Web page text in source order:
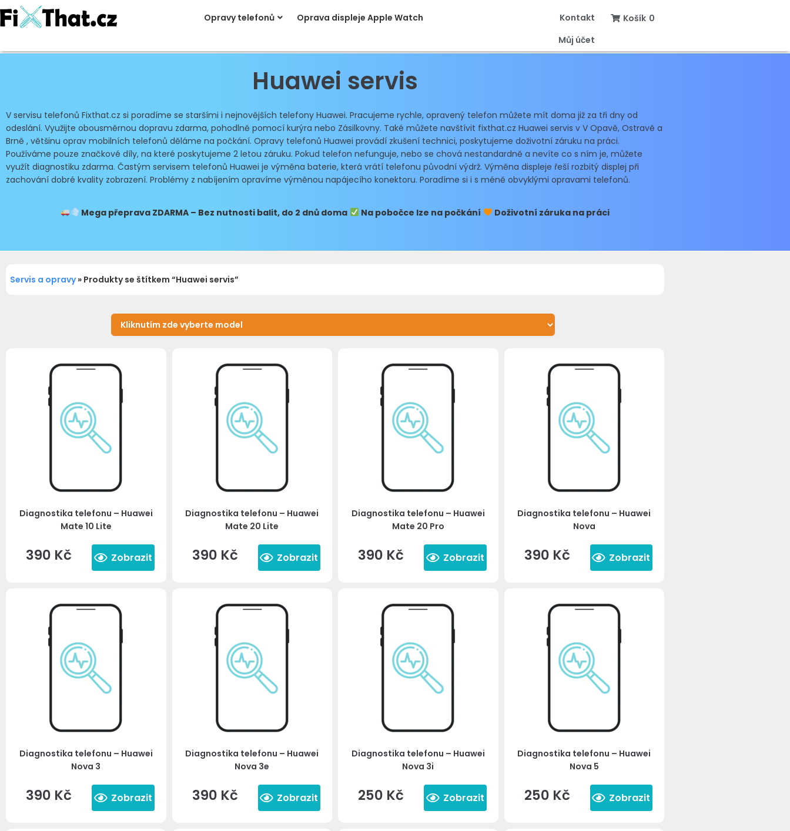
Opravy telefonů Oprava displeje Apple Watch
Kontakt
Můj účet
Košík 0
Huawei servis
V servisu telefonů Fixthat.cz si poradíme se staršími i nejnovějších telefony Huawei. Pracujeme rychle, opravený telefon můžete mít doma již za tři dny od
odeslání. Využijte obousměrnou dopravu zdarma, pohodlně pomocí kurýra nebo Zásilkovny. Také můžete navštívit fixthat.cz Huawei servis v V Opavě, Ostravě a
Brně , většinu oprav mobilních telefonů děláme na počkání. Opravy telefonů Huawei provádí zkušení technici, poskytujeme doživotní záruku na práci.
Používáme pouze značkové díly, na které poskytujeme 2 letou záruku. Pokud telefon nefunguje, nebo se chová nestandardně a nevíte co s ním je, můžete
využít diagnostiku zdarma. Častým servisem telefonů Huawei je výměna baterie, která vrátí telefonu původní výdrž. Výměna displeje řeší rozbitý displej při
zachování dobré kvality zobrazení. Problémy z nabíjením opravíme výměnou napájecího konektoru. Poradíme si i s méně obvyklými opravami telefonů.
Mega přeprava ZDARMA – Bez nutnosti balit, do 2 dnů doma Na pobočce lze na počkání Doživotní záruka na práci
Servis a opravy» Produkty se štítkem “Huawei servis”
Diagnostika telefonu – Huawei
Mate 10 Lite
390 Kč Zobrazit
Diagnostika telefonu – Huawei
Mate 20 Lite
390 Kč Zobrazit
Diagnostika telefonu – Huawei
Mate 20 Pro
390 Kč Zobrazit
Diagnostika telefonu – Huawei
Nova
390 Kč Zobrazit
Diagnostika telefonu – Huawei
Nova 3
390 Kč Zobrazit
Diagnostika telefonu – Huawei
Nova 3e
390 Kč Zobrazit
Diagnostika telefonu – Huawei
Nova 3i
250 Kč Zobrazit
Diagnostika telefonu – Huawei
Nova 5
250 Kč Zobrazit